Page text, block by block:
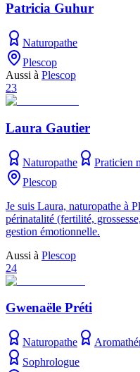
Patricia Guhur
Naturopathe
Plescop
Aussi à Plescop
23
Laura Gautier
Naturopathe
Praticien
Plescop
Je suis Laura, naturopathe à
périnatalité (fertilité,
gestion émotionnelle.
Aussi à Plescop
24
Gwenaële Préti
Naturopathe
Sophrologue